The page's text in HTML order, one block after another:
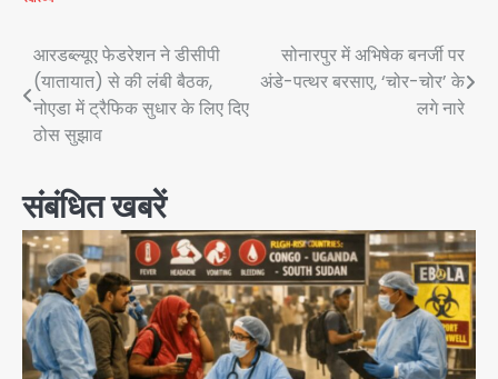
Post
navigation
आरडब्ल्यूए फेडरेशन ने डीसीपी
(यातायात) से की लंबी बैठक,
नोएडा में ट्रैफिक सुधार के लिए दिए
ठोस सुझाव
सोनारपुर में अभिषेक बनर्जी पर
अंडे-पत्थर बरसाए, ‘चोर-चोर’ के
लगे नारे
संबंधित खबरें